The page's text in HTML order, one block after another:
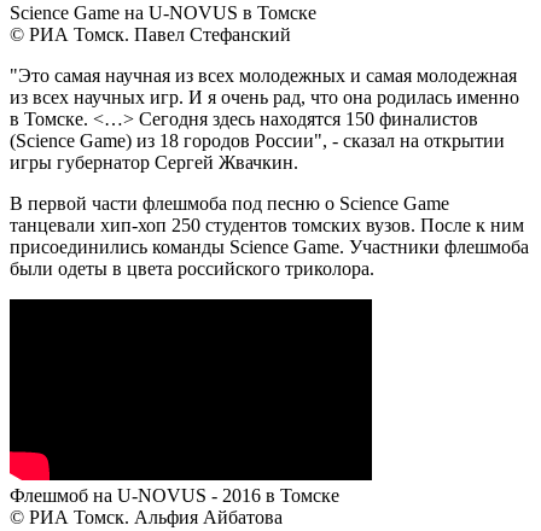
Science Game на U-NOVUS в Томске
© РИА Томск. Павел Стефанский
"Это самая научная из всех молодежных и самая молодежная
из всех научных игр. И я очень рад, что она родилась именно
в Томске. <…> Сегодня здесь находятся 150 финалистов
(Science Game) из 18 городов России", - сказал на открытии
игры губернатор Сергей Жвачкин.
В первой части флешмоба под песню о Science Game
танцевали хип-хоп 250 студентов томских вузов. После к ним
присоединились команды Science Game. Участники флешмоба
были одеты в цвета российского триколора.
Флешмоб на U-NOVUS - 2016 в Томске
© РИА Томск. Альфия Айбатова